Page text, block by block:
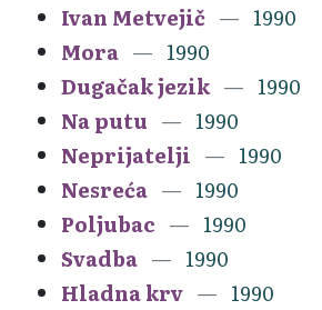
Ivan Metvejič
1990
Mora
1990
Dugačak jezik
1990
Na putu
1990
Neprijatelji
1990
Nesreća
1990
Poljubac
1990
Svadba
1990
Hladna krv
1990